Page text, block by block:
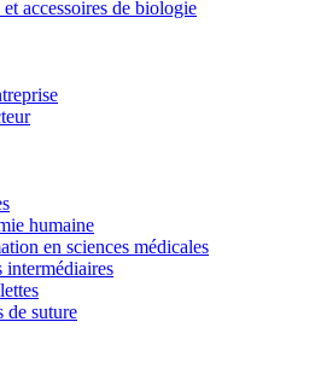
accessoires de biologie
humaine
en sciences médicales
intermédiaires
de suture